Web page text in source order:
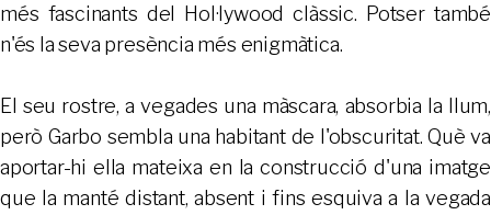
més fascinants del Hol·lywood clàssic. Potser també
n'és la seva presència més enigmàtica.
El seu rostre, a vegades una màscara, absorbia la llum,
però Garbo sembla una habitant de l'obscuritat. Què va
aportar-hi ella mateixa en la construcció d'una imatge
que la manté distant, absent i fins esquiva a la vegada